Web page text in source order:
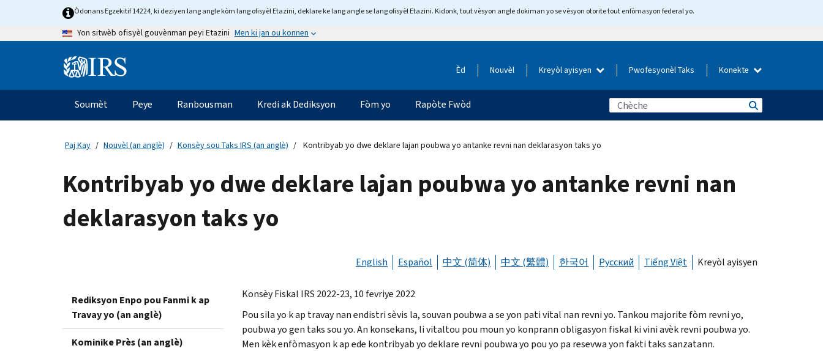
Òdonans Egzekitif 14224, ki deziyen lang angle kòm lang ofisyèl Etazini, deklare ke lang angle se lang ofisyèl Etazini. Kidonk, tout vèsyon angle dokiman yo se vèsyon otorite tout enfòmasyon federal yo.
Yon sitwèb ofisyèl gouvènman peyi Etazini Men ki jan ou konnen
Information Èd Nouvèl Kreyòl ayisyen Pwofesyonèl Taks Konekte
Navigasyon
prensipal
Soumèt Peye Ranbousman Kredi ak Dediksyon Fòm yo Rapòte Fwòd
Paj Kay Nouvèl (an anglè) Konsèy sou Taks IRS (an anglè) Kontribyab yo dwe deklare lajan poubwa yo antanke revni nan deklarasyon taks yo
Kontribyab yo dwe deklare lajan poubwa yo antanke revni nan
deklarasyon taks yo
English Español 中文 (简体) 中文 (繁體) 한국어 Русский Tiếng Việt Kreyòl ayisyen
Rediksyon Enpo pou Fanmi k ap
Travay yo (an anglè)
Kominike Près (an anglè)
Konsèy Fiskal IRS 2022-23, 10 fevriye 2022
Pou sila yo k ap travay nan endistri sèvis la, souvan poubwa a se yon pati vital nan revni yo. Tankou majorite fòm revni yo,
poubwa yo gen taks sou yo. An konsekans, li vitaltou pou moun yo konprann obligasyon fiskal ki vini avèk revni poubwa yo.
Men kèk enfòmasyon k ap ede kontribyab yo deklare revni poubwa yo pou yo pa resevwa yon fakti taks sanzatann.